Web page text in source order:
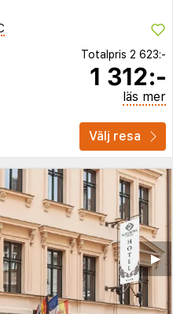
Totalpris 2 623:-
1 312:-
läs mer
Välj resa
▶︎